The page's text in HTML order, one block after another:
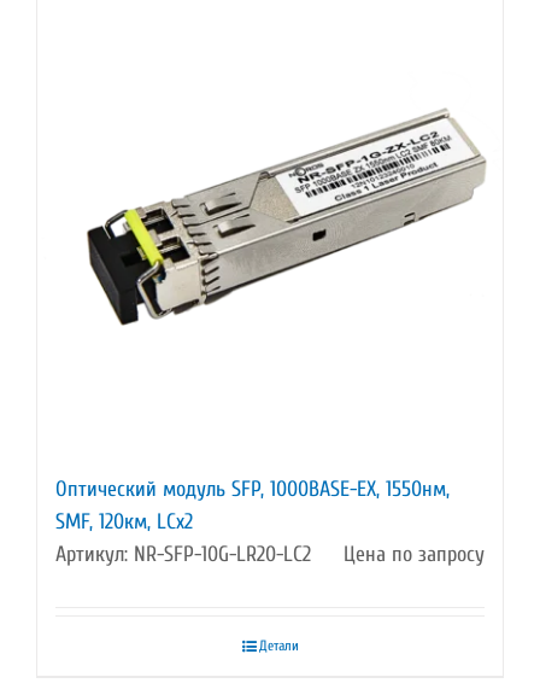
Оптический модуль SFP, 1000BASE-EX, 1550нм,
SMF, 120км, LCx2
Артикул: NR-SFP-10G-LR20-LC2
Цена по запросу
Детали